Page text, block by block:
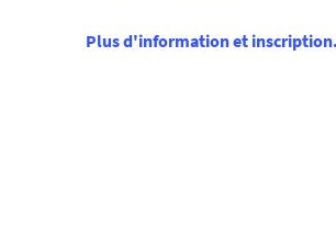
f
Plus d'information et inscription.